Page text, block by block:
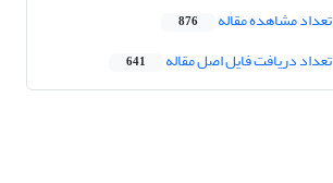
تعداد مشاهده مقاله 876
تعداد دریافت فایل اصل مقاله 641